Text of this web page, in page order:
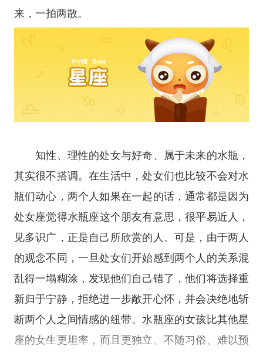
来，一拍两散。
知性、理性的处女与好奇、属于未来的水瓶，
其实很不搭调。在生活中，处女们也比较不会对水
瓶们动心，两个人如果在一起的话，通常都是因为
处女座觉得水瓶座这个朋友有意思，很平易近人，
见多识广，正是自己所欣赏的人。可是，由于两人
的观念不同，一旦处女们开始感到两个人的关系混
乱得一塌糊涂，发现他们自己错了，他们将选择重
新归于宁静，拒绝进一步敞开心怀，并会决绝地斩
断两个人之间情感的纽带。水瓶座的女孩比其他星
座的女生更坦率，而且更独立、不随习俗、难以预